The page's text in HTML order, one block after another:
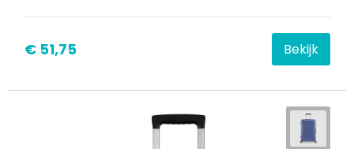
€ 51,75 Bekijk